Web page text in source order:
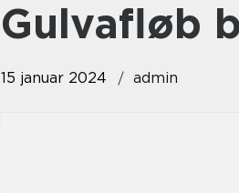
gulvafløb
15 januar 2024 admin